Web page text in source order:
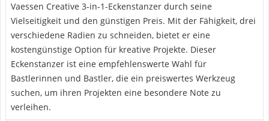
Vaessen Creative 3-in-1-Eckenstanzer durch seine
Vielseitigkeit und den günstigen Preis. Mit der Fähigkeit, drei
verschiedene Radien zu schneiden, bietet er eine
kostengünstige Option für kreative Projekte. Dieser
Eckenstanzer ist eine empfehlenswerte Wahl für
Bastlerinnen und Bastler, die ein preiswertes Werkzeug
suchen, um ihren Projekten eine besondere Note zu
verleihen.